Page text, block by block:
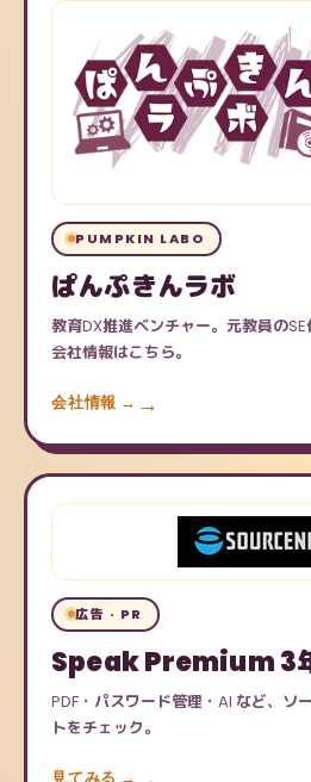
PUMPKIN LABO
ぱんぷきんラボ
教育DX推進ベンチャー。元教員のSE
会社情報はこちら。
会社情報 →
広告 · PR
Speak Premium 3
PDF・パスワード管理・AI など、ソ
トをチェック。